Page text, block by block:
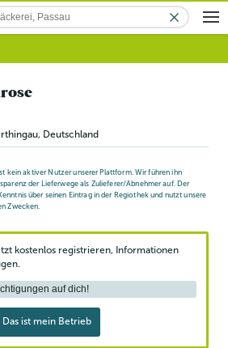
, Deutschland
kein aktiver Nutzer unserer Plattform. Wir führen ihn
der Lieferwege als Zulieferer/Abnehmer auf. Der
über seinen Eintrag in der Regiothek und nutzt unsere
Zwecken.
kostenlos registrieren, Informationen
auf dich!
Das ist mein Betrieb